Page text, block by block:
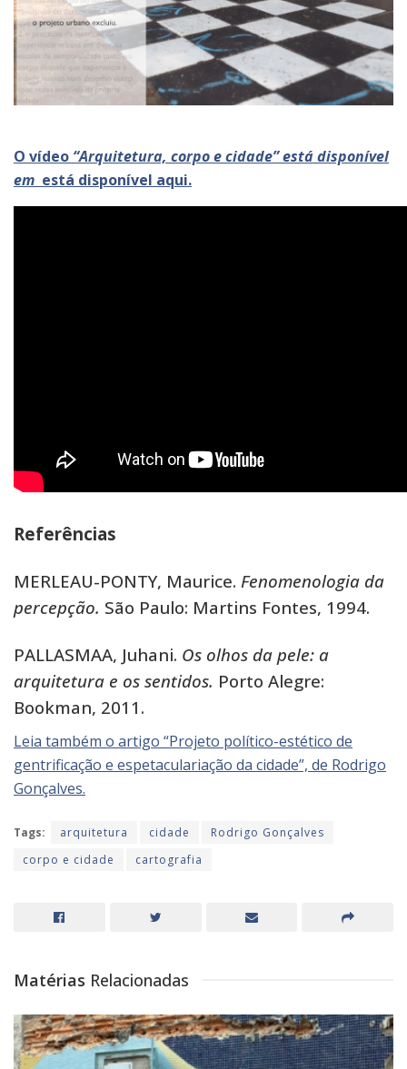
O vídeo “Arquitetura, corpo e cidade” está disponível
em está disponível aqui.
Referências
MERLEAU-PONTY, Maurice. Fenomenologia da
percepção. São Paulo: Martins Fontes, 1994.
PALLASMAA, Juhani. Os olhos da pele: a
arquitetura e os sentidos. Porto Alegre:
Bookman, 2011.
Leia também o artigo “Projeto político-estético de
gentrificação e espetaculariação da cidade”, de Rodrigo
Gonçalves.
Tags: arquitetura cidade
Rodrigo Gonçalves
corpo e cidade
cartografia
Matérias Relacionadas